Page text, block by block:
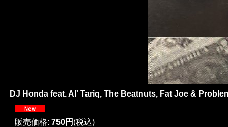
DJ Honda feat. Al' Tariq, The Beatnuts, Fat Joe &
販売価格: 750円 (税込)